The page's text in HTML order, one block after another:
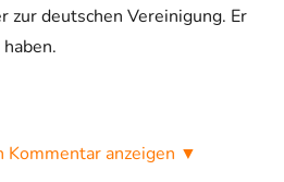
zur deutschen Vereinigung. Er
anzeigen ▼